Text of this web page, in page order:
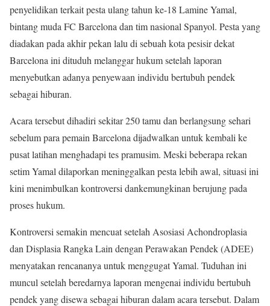
penyelidikan terkait pesta ulang tahun ke-18 Lamine Yamal,
bintang muda FC Barcelona dan tim nasional Spanyol. Pesta yang
diadakan pada akhir pekan lalu di sebuah kota pesisir dekat
Barcelona ini dituduh melanggar hukum setelah laporan
menyebutkan adanya penyewaan individu bertubuh pendek
sebagai hiburan.
Acara tersebut dihadiri sekitar 250 tamu dan berlangsung sehari
sebelum para pemain Barcelona dijadwalkan untuk kembali ke
pusat latihan menghadapi tes pramusim. Meski beberapa rekan
setim Yamal dilaporkan meninggalkan pesta lebih awal, situasi ini
kini menimbulkan kontroversi dankemungkinan berujung pada
proses hukum.
Kontroversi semakin mencuat setelah Asosiasi Achondroplasia
dan Displasia Rangka Lain dengan Perawakan Pendek (ADEE)
menyatakan rencananya untuk menggugat Yamal. Tuduhan ini
muncul setelah beredarnya laporan mengenai individu bertubuh
pendek yang disewa sebagai hiburan dalam acara tersebut. Dalam